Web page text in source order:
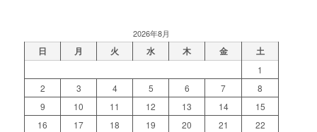
2026年8月
日 月 火 水 木 金 土
1
2
3 4 5 6 7
8
9
10 11 12 13 14
15
16
17 18 19 20 21
22